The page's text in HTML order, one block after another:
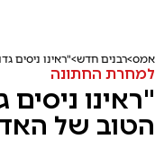
אמס רבנים חדש "ראינו ניסים
למחרת החתונה
"ראינו
הטוב של